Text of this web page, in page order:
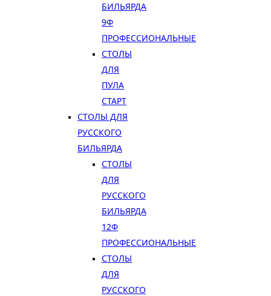
БИЛЬЯРДА
9Ф
ПРОФЕССИОНАЛЬНЫЕ
СТОЛЫ
ДЛЯ
ПУЛА
СТАРТ
СТОЛЫ ДЛЯ
РУССКОГО
БИЛЬЯРДА
СТОЛЫ
ДЛЯ
РУССКОГО
БИЛЬЯРДА
12Ф
ПРОФЕССИОНАЛЬНЫЕ
СТОЛЫ
ДЛЯ
РУССКОГО